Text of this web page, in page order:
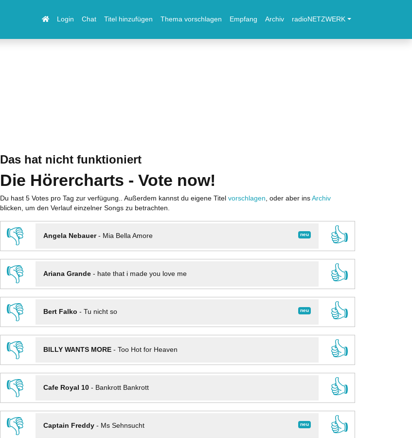
Login Chat Titel hinzufügen Thema vorschlagen Empfang Archiv radioNETZWERK
Das hat nicht funktioniert
Die Hörercharts - Vote now!
Du hast 5 Votes pro Tag zur verfügung.. Außerdem kannst du eigene Titel vorschlagen , oder aber ins Archiv
blicken, um den Verlauf einzelner Songs zu betrachten.
👎 neu
Angela Nebauer- Mia Bella Amore
👍
👎
Ariana Grande- hate that i made you love me
👍
👎
neu
Bert Falko - Tu nicht so
👍
👎
BILLY WANTS MORE- Too Hot for Heaven
👍
👎
Cafe Royal 10- Bankrott Bankrott
👍
👎
neu
Captain Freddy- Ms Sehnsucht
👍